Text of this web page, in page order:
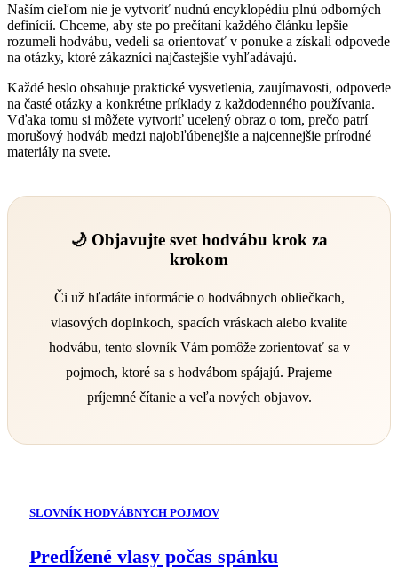
Naším cieľom nie je vytvoriť nudnú encyklopédiu plnú odborných
definícií. Chceme, aby ste po prečítaní každého článku lepšie
rozumeli hodvábu, vedeli sa orientovať v ponuke a získali odpovede
na otázky, ktoré zákazníci najčastejšie vyhľadávajú.
Každé heslo obsahuje praktické vysvetlenia, zaujímavosti, odpovede
na časté otázky a konkrétne príklady z každodenného používania.
Vďaka tomu si môžete vytvoriť ucelený obraz o tom, prečo patrí
morušový hodváb medzi najobľúbenejšie a najcennejšie prírodné
materiály na svete.
🌙 Objavujte svet hodvábu krok za
krokom
Či už hľadáte informácie o hodvábnych obliečkach,
vlasových doplnkoch, spacích vráskach alebo kvalite
hodvábu, tento slovník Vám pomôže zorientovať sa v
pojmoch, ktoré sa s hodvábom spájajú. Prajeme
príjemné čítanie a veľa nových objavov.
SLOVNÍK HODVÁBNYCH POJMOV
Predĺžené vlasy počas spánku